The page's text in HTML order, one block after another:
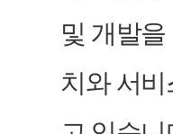
및 개발
치와 서